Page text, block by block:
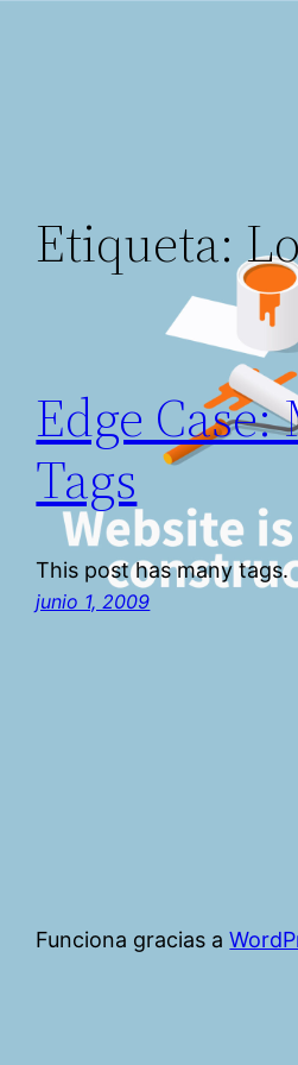
Etiqueta:
Edge Case:
Tags
This post has many tags.
junio 1, 2009
Funciona gracias a